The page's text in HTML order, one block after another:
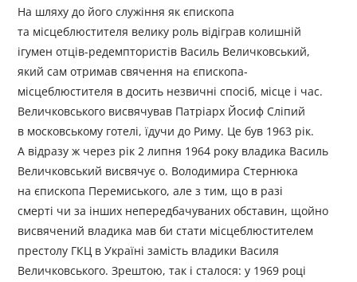
На шляху до його служіння як єпископа
та місцеблюстителя велику роль відіграв колишній
ігумен отців-редемптористів Василь Величковський,
який сам отримав свячення на єпископа-
місцеблюстителя в досить незвичні спосіб, місце і час.
Величковського висвячував Патріарх Йосиф Сліпий
в московському готелі, їдучи до Риму. Це був 1963 рік.
А відразу ж через рік 2 липня 1964 року владика Василь
Величковський висвячує о. Володимира Стернюка
на єпископа Перемиського, але з тим, що в разі
смерті чи за інших непередбачуваних обставин, щойно
висвячений владика мав би стати місцеблюстителем
престолу ГКЦ в Україні замість владики Василя
Величковського. Зрештою, так і сталося: у 1969 році